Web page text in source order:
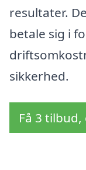
resultater.
betale sig i
sikkerhed.
Få 3